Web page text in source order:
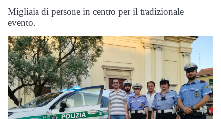
Migliaia di persone in centro per il tradizionale
evento.